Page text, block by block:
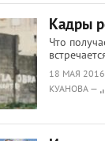
Кадры
Что
18 МАЯ
КУАНОВА —